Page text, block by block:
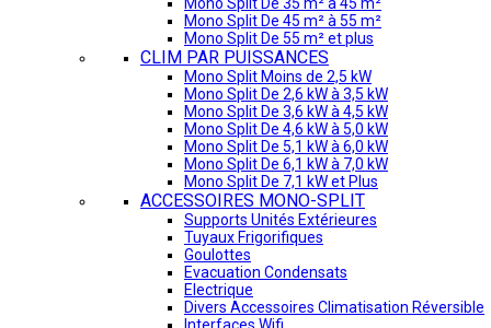
Mono Split De 45 m² à 55 m²
Mono Split De 55 m² et plus
CLIM PAR PUISSANCES
Mono Split Moins de 2,5 kW
Mono Split De 2,6 kW à 3,5 kW
Mono Split De 3,6 kW à 4,5 kW
Mono Split De 4,6 kW à 5,0 kW
Mono Split De 5,1 kW à 6,0 kW
Mono Split De 6,1 kW à 7,0 kW
Mono Split De 7,1 kW et Plus
ACCESSOIRES MONO-SPLIT
Supports Unités Extérieures
Tuyaux Frigorifiques
Goulottes
Evacuation Condensats
Electrique
Divers Accessoires Climatisation Réversible